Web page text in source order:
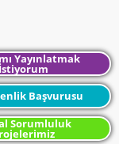
Yayınlatmak
İstiyorum
Başvurusu
Sorumluluk